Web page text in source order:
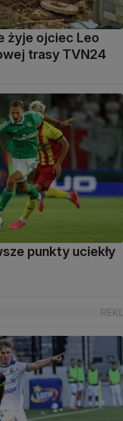
żyje ojciec Leo
trasy TVN24
punkty uciekły